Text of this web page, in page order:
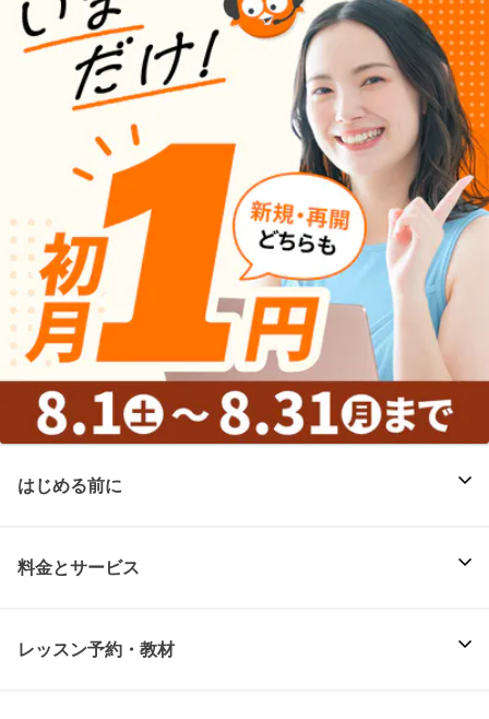
はじめる前に
料金とサービス
レッスン予約・教材